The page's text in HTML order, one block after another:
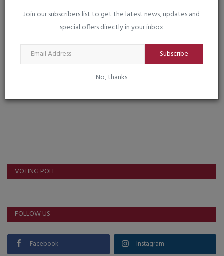
Join our subscribers list to get the latest news, updates and
special offers directly in your inbox
Subscribe
No, thanks
VOTING POLL
FOLLOW US
Facebook Instagram